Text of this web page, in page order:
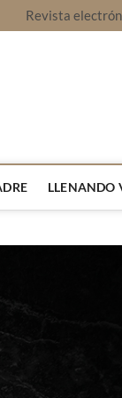
Revista
LLENANDO